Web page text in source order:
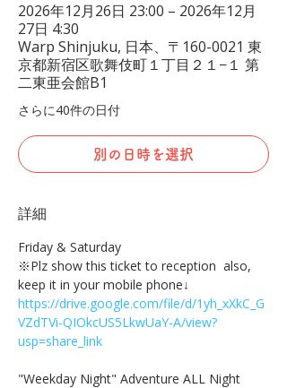
2026年12月26日 23:00 – 2026年12月
27日 4:30
Warp Shinjuku, 日本、〒160-0021 東
京都新宿区歌舞伎町１丁目２１−１ 第
二東亜会館B1
さらに40件の日付
別の日時を選択
詳細
Friday & Saturday
※Plz show this ticket to reception  also,
keep it in your mobile phone↓
https://drive.google.com/file/d/1yh_xXkC_G
VZdTVi-QIOkcUS5LkwUaY-A/view?
usp=share_link
"Weekday Night" Adventure ALL Night